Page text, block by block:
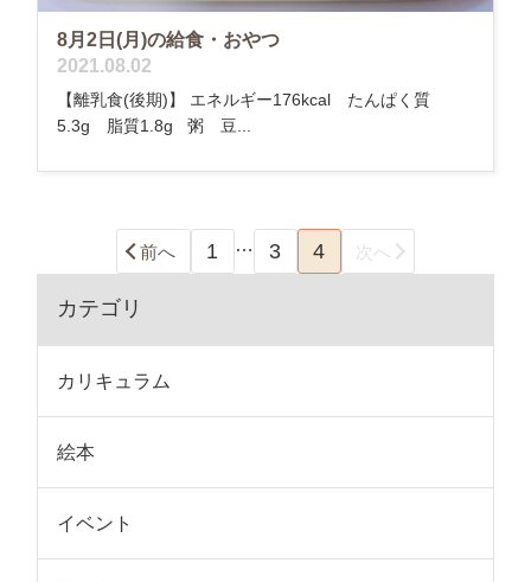
8月2日(月)の給食・おやつ
2021.08.02
【離乳食(後期)】 エネルギー176kcal たんぱく質
5.3g 脂質1.8g 粥 豆...
前へ 1 … 3 4 次へ
カテゴリ
カリキュラム
絵本
イベント